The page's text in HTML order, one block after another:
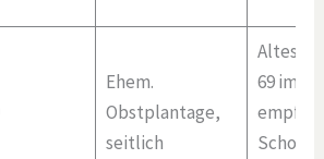
Ehem.
Obstplantage,
seitlich
Altes
69 im
Schorf,